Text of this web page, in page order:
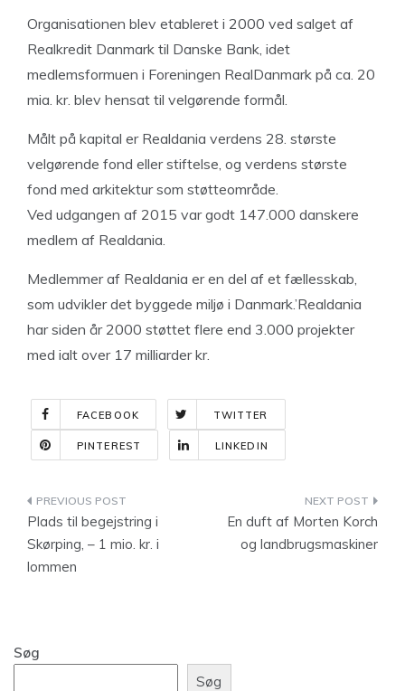
Organisationen blev etableret i 2000 ved salget af
Realkredit Danmark til Danske Bank, idet
medlemsformuen i Foreningen RealDanmark på ca. 20
mia. kr. blev hensat til velgørende formål.
Målt på kapital er Realdania verdens 28. største
velgørende fond eller stiftelse, og verdens største
fond med arkitektur som støtteområde.
Ved udgangen af 2015 var godt 147.000 danskere
medlem af Realdania.
Medlemmer af Realdania er en del af et fællesskab,
som udvikler det byggede miljø i Danmark.’Realdania
har siden år 2000 støttet flere end 3.000 projekter
med ialt over 17 milliarder kr.
FACEBOOK TWITTER
PINTEREST LINKEDIN
Indlægsnavigation
Plads til begejstring i
Skørping, – 1 mio. kr. i
lommen
En duft af Morten Korch
og landbrugsmaskiner
Søg
Søg